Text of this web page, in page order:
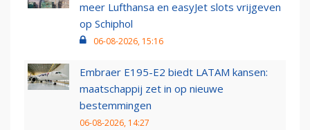
meer Lufthansa en easyJet slots vrijgeven
op Schiphol
06-08-2026, 15:16
Embraer E195-E2 biedt LATAM kansen:
maatschappij zet in op nieuwe
bestemmingen
06-08-2026, 14:27